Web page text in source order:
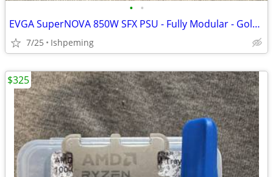
• •
EVGA SuperNOVA 850W SFX PSU - Fully Modular - Gold Rated
7/25 Ishpeming
$325